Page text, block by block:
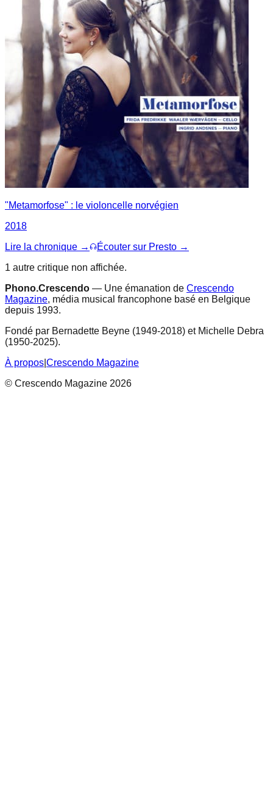
"Metamorfose" : le violoncelle norvégien
2018
Lire la chronique →
Écouter sur Presto →
1 autre critique non affichée.
Phono.Crescendo — Une émanation de Crescendo
Magazine, média musical francophone basé en Belgique
depuis 1993.
Fondé par Bernadette Beyne (1949-2018) et Michelle Debra
(1950-2025).
À propos Crescendo Magazine
© Crescendo Magazine 2026